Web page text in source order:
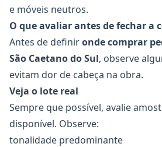
e móveis neutros.
O que avaliar antes de fechar a
Antes de definironde comprar
São Caetano do Sul, observe
evitam dor de cabeça na obra.
Veja o lote real
Sempre que possível, avalie
disponível. Observe:
tonalidade predominante